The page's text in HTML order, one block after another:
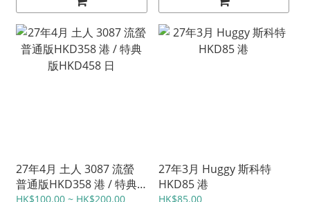
27年4月 土人 3087 流螢
普通版HKD358 港 / 特典
HK$100.00 ~ HK$200.00
27年3月 Huggy 斯科特
HKD85 港
HK$85.00